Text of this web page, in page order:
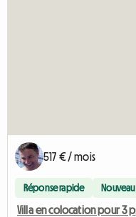
517 € / mois
Réponse rapide Nouveau